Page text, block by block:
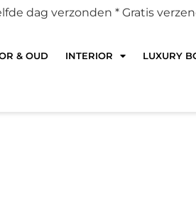
dag verzonden * Gratis
& OUD INTERIOR LUXURY